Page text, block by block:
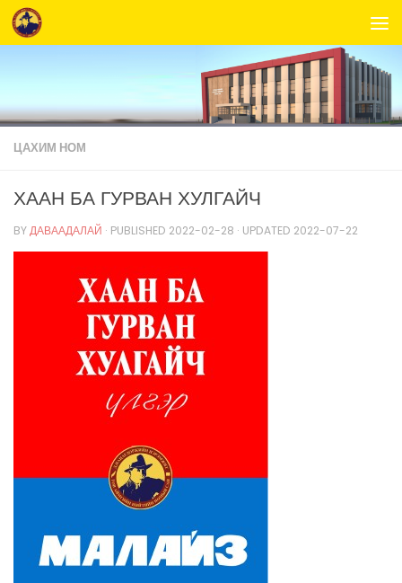
Skip to content
ЦАХИМ НОМ
ХААН БА ГУРВАН ХУЛГАЙЧ
BYДАВААДАЛАЙ · PUBLISHED 2022-02-28 · UPDATED 2022-07-22